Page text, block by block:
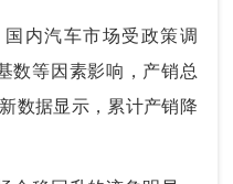
内汽车市场受政策调
数等因素影响，产销总
数据显示，累计产销降